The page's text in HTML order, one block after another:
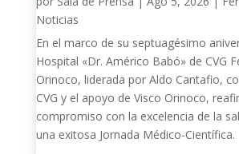
Noticias
En el marco de su septuagésimo
Hospital «Dr. Américo Babó» de CVG
Orinoco, liderada por Aldo Cantafio,
CVG y el apoyo de Visco Orinoco,
compromiso con la excelencia de la
una exitosa Jornada Médico-Científica.